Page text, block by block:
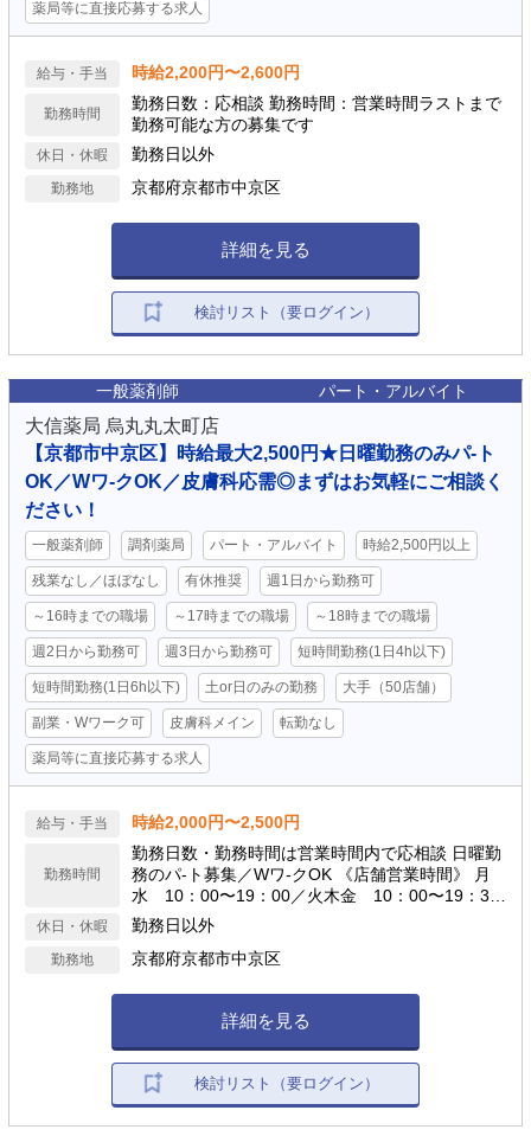
薬局等に直接応募する求人
給与・手当 時給2,200円〜2,600円
勤務時間
勤務日数：応相談 勤務時間：営業時間ラストまで
勤務可能な方の募集です
休日・休暇 勤務日以外
勤務地 京都府京都市中京区
詳細を見る
検討リスト（要ログイン）
一般薬剤師 パート・アルバイト
大信薬局 烏丸丸太町店
【京都市中京区】時給最大2,500円★日曜勤務のみパ-ト
OK／Wワ-クOK／皮膚科応需◎まずはお気軽にご相談く
ださい！
一般薬剤師 調剤薬局 パート・アルバイト 時給2,500円以上
残業なし／ほぼなし 有休推奨 週1日から勤務可
～16時までの職場 ～17時までの職場 ～18時までの職場
週2日から勤務可 週3日から勤務可 短時間勤務(1日4h以下)
短時間勤務(1日6h以下) 土or日のみの勤務 大手（50店舗）
副業・Wワーク可 皮膚科メイン 転勤なし
薬局等に直接応募する求人
給与・手当 時給2,000円〜2,500円
勤務時間
勤務日数・勤務時間は営業時間内で応相談 日曜勤
務のパ-ト募集／Wワ-クOK 《店舗営業時間》 月
水 10：00〜19：00／火木金 10：00〜19：30
／土日 10：00〜13：30
休日・休暇 勤務日以外
勤務地 京都府京都市中京区
詳細を見る
検討リスト（要ログイン）